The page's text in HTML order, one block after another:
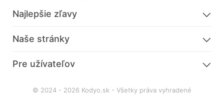
Najlepšie zľavy
Naše stránky
Pre užívateľov
© 2024 - 2026 Kodyo.sk - Všetky práva vyhradené